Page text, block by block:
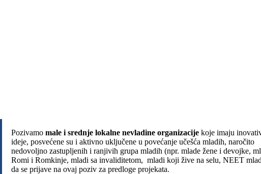
Pozivamo male i srednje lokalne nevladine organizacije koje imaju
ideje, posvećene su i aktivno uključene u povećanje učešća mladih, naročito
nedovoljno zastupljenih i ranjivih grupa mladih (npr. mlade žene i devojke,
Romi i Romkinje, mladi sa invaliditetom, mladi koji žive na selu, NEET
da se prijave na ovaj poziv za predloge projekata.